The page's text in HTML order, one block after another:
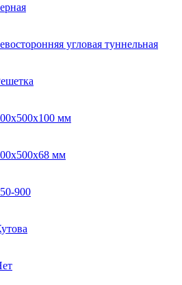
угловая туннельная
мм
мм
900